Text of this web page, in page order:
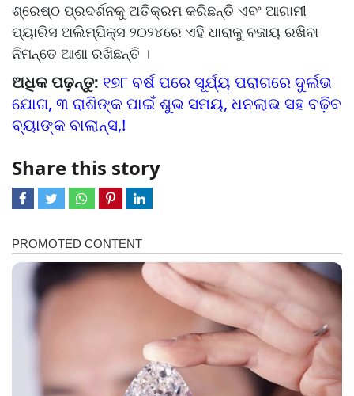
ଶ୍ରେଷ୍ଠ ପ୍ରଦର୍ଶନକୁ ଅତିକ୍ରମ କରିଛନ୍ତି ଏବଂ ଆଗାମୀ
ପ୍ୟାରିସ ଅଲିମ୍ପିକ୍ସ ୨୦୨୪ରେ ଏହି ଧାରାକୁ ବଜାୟ ରଖିବା
ନିମନ୍ତେ ଆଶା ରଖିଛନ୍ତି ।
ଅଧିକ ପଢ଼ନ୍ତୁ: ୧୭୮ ବର୍ଷ ପରେ ସୂର୍ଯ୍ୟ ପରାଗରେ ଦୁର୍ଲଭ
ଯୋଗ, ୩ ରାଶିଙ୍କ ପାଇଁ ଶୁଭ ସମୟ, ଧନଲାଭ ସହ ବଢି଼ବ
ବ୍ୟାଙ୍କ ବାଲାନ୍ସ,!
Share this story